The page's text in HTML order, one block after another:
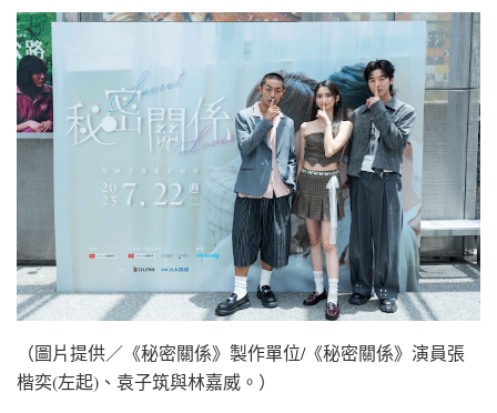
（圖片提供／《秘密關係》製作單位/《秘密關係》演員張
楷奕(左起)、袁子筑與林嘉威。）